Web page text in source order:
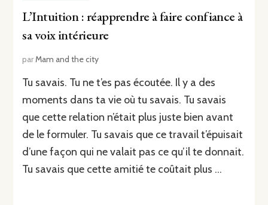
L’Intuition : réapprendre à faire confiance à
sa voix intérieure
parMam and the city
Tu savais. Tu ne t’es pas écoutée. Il y a des
moments dans ta vie où tu savais. Tu savais
que cette relation n’était plus juste bien avant
de le formuler. Tu savais que ce travail t’épuisait
d’une façon qui ne valait pas ce qu’il te donnait.
Tu savais que cette amitié te coûtait plus …